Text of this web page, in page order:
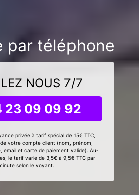
par téléphone
NOUS 7/7
09 09 92
privée à tarif spécial de 15€ TTC,
votre compte client (nom, prénom,
email et carte de paiement valide). Au-
le tarif varie de 3,5€ à 9,5€ TTC par
selon le voyant.